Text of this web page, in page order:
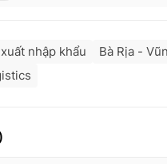
dưới mọi hình thức nếu
bản. Ghi rõ nguồn VTV.vn
xuất nhập khẩu
Bà Rịa -